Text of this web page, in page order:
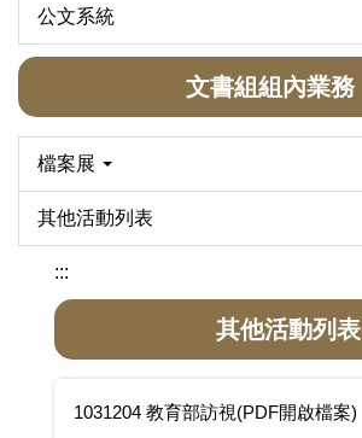
公文系統
文書組組內業務
檔案展
其他活動列表
:::
其他活動列表
1031204 教育部訪視(PDF開啟檔案)